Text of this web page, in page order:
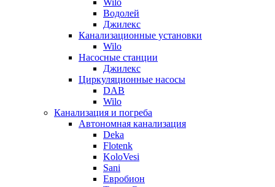
Wilo
Водолей
Джилекс
Канализационные установки
Wilo
Насосные станции
Джилекс
Циркуляционные насосы
DAB
Wilo
Канализация и погреба
Автономная канализация
Deka
Flotenk
KoloVesi
Sani
Евробион